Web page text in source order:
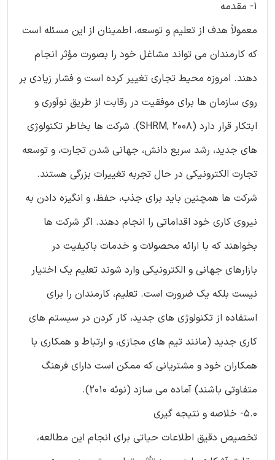
1- مقدمه
معمولاً هدف از تعلیم و توسعه، اطمینان از این مسئله است
که کارمندان می تواند مشاغل خود را بصورت مؤثر انجام
دهند. امروزه محیط تجاری تغییر کرده است و فشار زیادی بر
روی سازمان ها برای موفقیت در رقابت از طریق نوآوری و
ابتکار قرار دارد (SHRM, 2008). شرکت ها بخاطر تکنولوژی
های جدید، رشد سریع دانش، جهانی شدن تجارت، و توسعه
تجارت الکترونیکی در حال تجربه تغییرات بزرگی هستند.
شرکت ها همچنین باید برای جذب، حفظ، و انگیزه دادن به
نیروی کاری خود اقداماتی را انجام دهند. اگر شرکت ها
بخواهند که با ارائه محصولات و خدمات باکیفیت در
بازارهای جهانی و الکترونیکی وارد شوند تعلیم یک اختیار
نیست بلکه یک ضرورت است. تعلیم، کارمندان را برای
استفاده از تکنولوژی های جدید، کار کردن در سیستم های
کاری جدید (مانند تیم های مجازی، و ارتباط و همکاری با
همکاران خود و مشتریانی که ممکن است دارای فرهنگ
متفاوتی باشند) آماده می سازد (نوئه 2010).
5.0- خلاصه و نتیجه گیری
تخصیص دقیق اطلاعات حیاتی برای انجام این مطالعه،